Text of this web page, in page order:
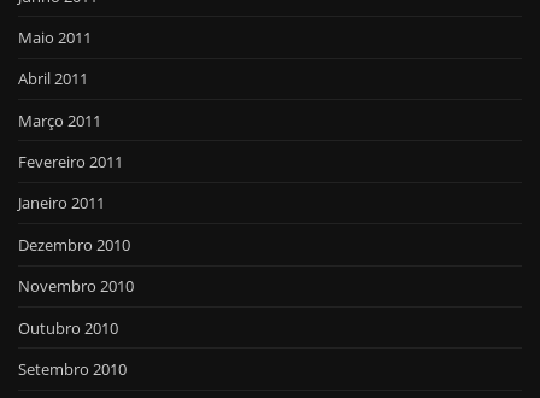
Maio 2011
Abril 2011
Março 2011
Fevereiro 2011
Janeiro 2011
Dezembro 2010
Novembro 2010
Outubro 2010
Setembro 2010